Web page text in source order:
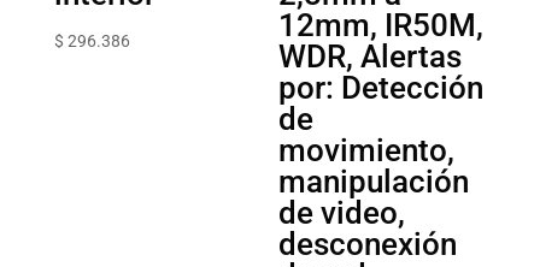
$ 296.386
12mm, IR50M,
WDR, Alertas
por: Detección
de
movimiento,
manipulación
de video,
desconexión